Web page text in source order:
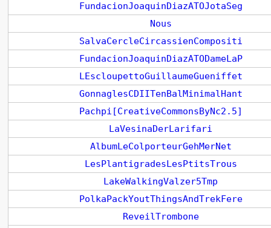
FundacionJoaquinDiazATOJotaSeg
Nous
SalvaCercleCircassienCompositi
FundacionJoaquinDiazATODameLaP
LEscloupettoGuillaumeGueniffet
GonnaglesCDIITenBalMinimalHant
Pachpi[CreativeCommonsByNc2.5]
LaVesinaDerLarifari
AlbumLeColporteurGehMerNet
LesPlantigradesLesPtitsTrous
LakeWalkingValzer5Tmp
PolkaPackYoutThingsAndTrekFere
ReveilTrombone